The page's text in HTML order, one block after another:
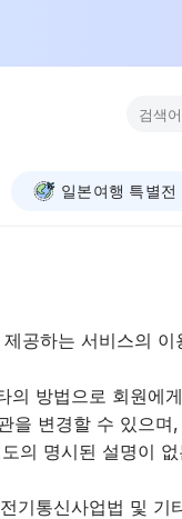
색:
일본여행 특별전
공하는 서비스의
방법으로 회원에
을 변경할 수 있으
의 명시된 설명이
기통신사업법 및 기